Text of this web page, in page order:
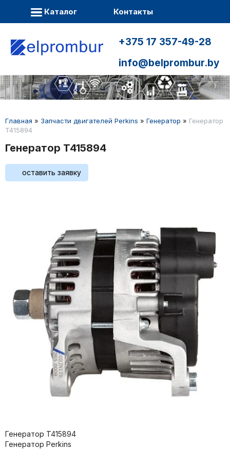
Каталог Контакты
+375 17 357-49-28
info@belprombur.by
Главная » Запчасти двигателей Perkins » Генератор » Генератор
T415894
Генератор T415894
оставить заявку
Генератор T415894
Генератор Perkins